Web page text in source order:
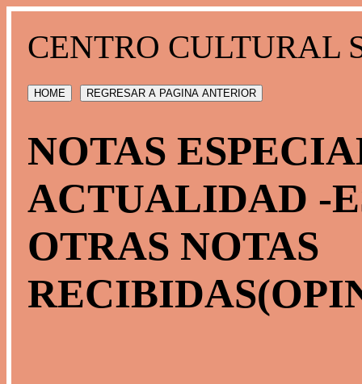
CENTRO CULTURAL
HOME REGRESAR A PAGINA ANTERIOR
NOTAS
ACTUALIDAD -
OTRAS NOTAS